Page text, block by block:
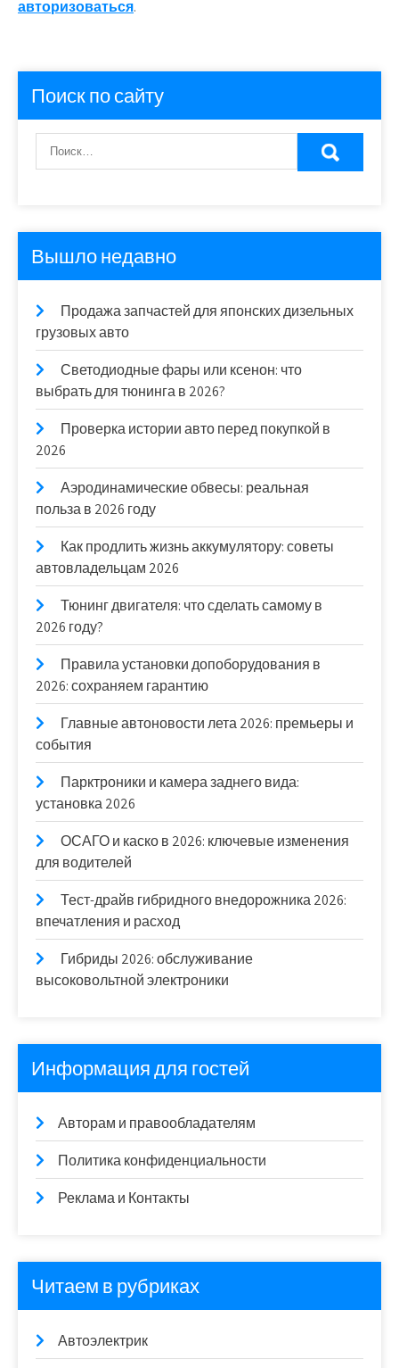
авторизоваться.
Поиск по сайту
Вышло недавно
Продажа запчастей для японских дизельных
грузовых авто
Светодиодные фары или ксенон: что
выбрать для тюнинга в 2026?
Проверка истории авто перед покупкой в
2026
Аэродинамические обвесы: реальная
польза в 2026 году
Как продлить жизнь аккумулятору: советы
автовладельцам 2026
Тюнинг двигателя: что сделать самому в
2026 году?
Правила установки допоборудования в
2026: сохраняем гарантию
Главные автоновости лета 2026: премьеры и
события
Парктроники и камера заднего вида:
установка 2026
ОСАГО и каско в 2026: ключевые изменения
для водителей
Тест-драйв гибридного внедорожника 2026:
впечатления и расход
Гибриды 2026: обслуживание
высоковольтной электроники
Информация для гостей
Авторам и правообладателям
Политика конфиденциальности
Реклама и Контакты
Читаем в рубриках
Автоэлектрик